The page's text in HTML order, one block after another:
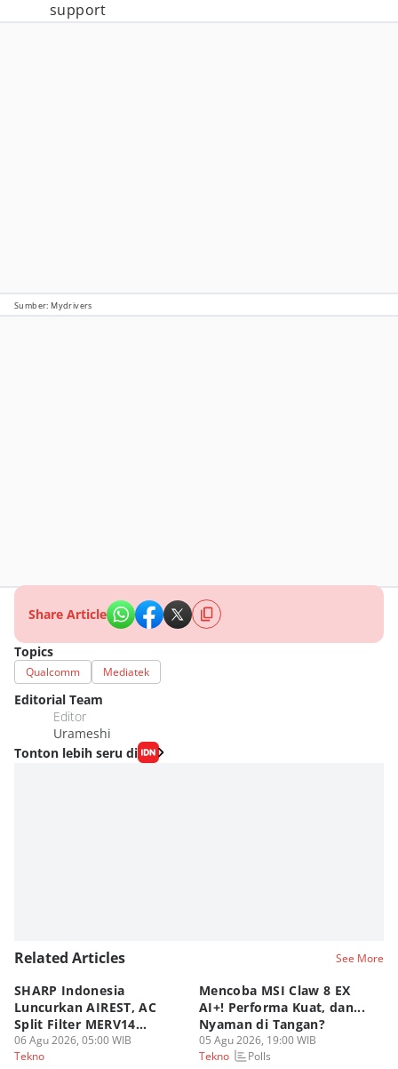
support
Sumber: Mydrivers
Share Article
Topics
Qualcomm Mediatek
Editorial Team
Editor
Urameshi
Tonton lebih seru di
Related Articles See More
SHARP Indonesia
Luncurkan AIREST, AC
Split Filter MERV14
Perdana!
06 Agu 2026, 05:00 WIB
Tekno
Mencoba MSI Claw 8 EX
AI+! Performa Kuat, dan...
Nyaman di Tangan?
05 Agu 2026, 19:00 WIB
Tekno
Polls